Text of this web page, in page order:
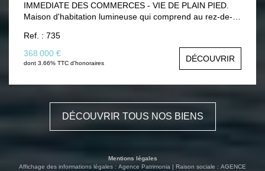
IMMEDIATE DES COMMERCES - VIE DE PLAIN PIED.
Maison d'habitation lumineuse qui comprend au rez-de-
cuisine (aménagée et équipée) avec espace dinatoire,
véranda, chambre, salle d'eau, wc. Au 1er étage:
dégagement, deux chambres , salle d'eau avec wc. Au
2ème étage : grenier. Garage avec espace buanderie et
grenier attenant. Le tout sur un terrain clos de 1150 m²
le salon. VISITER!
Ref. : 735
368 000 €
dont 3.66% TTC d'honoraires DÉCOUVRIR
DÉCOUVRIR TOUS NOS BIENS
Mentions légales
Affichage des informations légales : Agence Patrimonia | Raison sociale : AGENCE